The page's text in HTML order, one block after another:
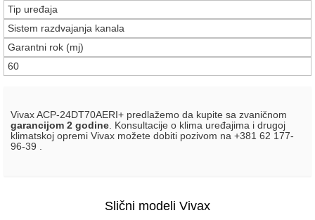
Tip uređaja
Sistem razdvajanja kanala
Garantni rok (mj)
60
Vivax ACP-24DT70AERI+ predlažemo da kupite sa zvaničnom
garancijom 2 godine. Konsultacije o klima uređajima i drugoj
klimatskoj opremi Vivax možete dobiti pozivom na +381 62 177-
96-39 .
Slični modeli Vivax